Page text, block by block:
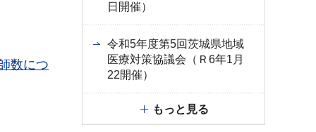
数につ
日開催）
令和5年度第5回茨城県地域
医療対策協議会（Ｒ6年1月
22開催）
もっと見る